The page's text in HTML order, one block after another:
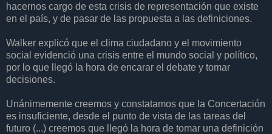
hacernos cargo de esta crisis de representación que existe
en el país, y de pasar de las propuesta a las definiciones.
Walker explicó que el clima ciudadano y el movimiento
social evidenció una crisis entre el mundo social y político,
por lo que llegó la hora de encarar el debate y tomar
decisiones.
Unánimemente creemos y constatamos que la Concertación
es insuficiente, desde el punto de vista de las tareas del
futuro (...) creemos que llegó la hora de tomar una definición